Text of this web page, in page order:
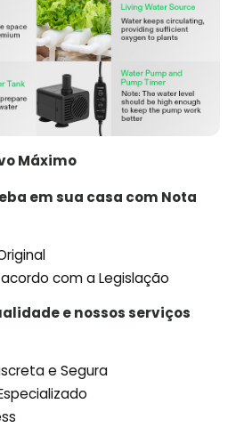
Máximo
em sua casa com Nota
com a Legislação
e nossos serviços
e Segura